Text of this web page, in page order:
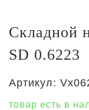
Складной
SD 0.6223
Артикул:
товар есть в